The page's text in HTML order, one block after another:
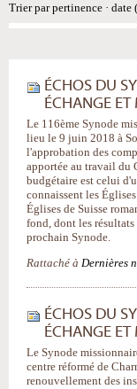
Trier par pertinence · date
ÉCHOS DU
ÉCHANGE ET
Le 116ème Synode
lieu le 9 juin 2018 à
l'approbation des
apportée au travail du
budgétaire est celui
connaissent les
Églises de Suisse
fond, dont les résultats
prochain Synode.
Rattaché à Dernières
ÉCHOS DU
ÉCHANGE ET
Le Synode
centre réformé de
renouvellement des